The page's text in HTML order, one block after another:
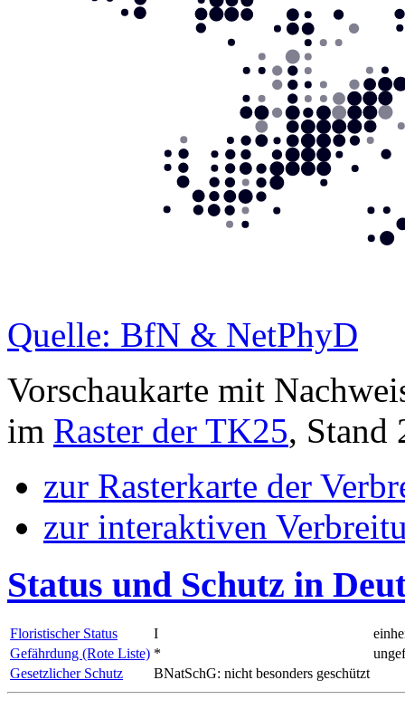
Quelle: BfN & NetPhyD
Vorschaukarte mit
im Raster der TK25, Stand
zur Rasterkarte der
zur interaktiven
Status und Schutz in
Floristischer Status I
Gefährdung (Rote Liste) *
Gesetzlicher Schutz
BNatSchG: nicht besonders geschützt